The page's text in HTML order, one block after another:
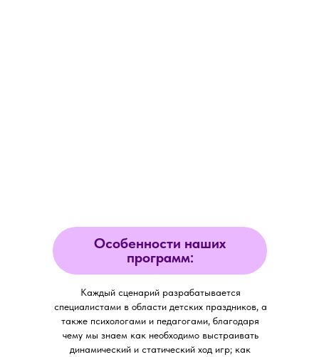
Каждый сценарий разрабатывается
специалистами в области детских праздников, а
также психологами и педагогами, благодаря
чему мы знаем как необходимо выстраивать
динамический и статический ход игр; как
Особенности наших
программ: